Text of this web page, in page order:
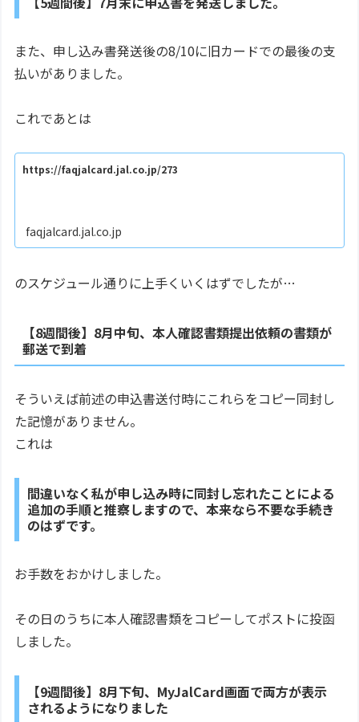
また、申し込み書発送後の8/10に旧カードでの最後の支
払いがありました。
これであとは
https://faqjalcard.jal.co.jp/273
faqjalcard.jal.co.jp
のスケジュール通りに上手くいくはずでしたが…
【8週間後】8月中旬、本人確認書類提出依頼の書類が
郵送で到着
そういえば前述の申込書送付時にこれらをコピー同封し
た記憶がありません。
これは
間違いなく私が申し込み時に同封し忘れたことによる
追加の手順と推察しますので、本来なら不要な手続き
のはずです。
お手数をおかけしました。
その日のうちに本人確認書類をコピーしてポストに投函
しました。
【9週間後】8月下旬、MyJalCard画面で両方が表示
されるようになりました